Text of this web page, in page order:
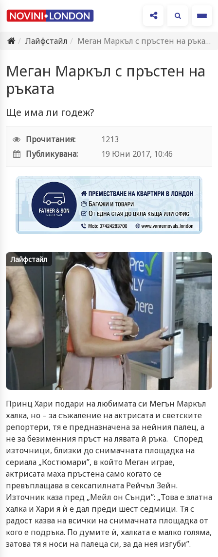
Лайфстайл
Меган Маркъл с пръстен на ръката
Меган Маркъл с пръстен на
ръката
Ще има ли годеж?
Прочитания:
1213
Публикувана:
19 Юни 2017, 10:46
Лайфстайл
Принц Хари подари на любимата си Мегън Маркъл
халка, но – за съжаление на актрисата и светските
репортери, тя е предназначена за нейния палец, а
не за безименния пръст на лявата й ръка. Според
източници, близки до снимачната площадка на
сериала „Костюмари”, в който Меган играе,
актрисата маха пръстена само когато се
превъплащава в сексапилната Рейчъл Зейн.
Източник каза пред „Мейл он Сънди”: „Това е златна
халка и Хари я ѝ е дал преди шест седмици. Тя с
радост казва на всички на снимачната площадка от
кого е подръка. По думите ѝ, халката е малко голяма,
затова тя я носи на палеца си, за да нея изгуби”.